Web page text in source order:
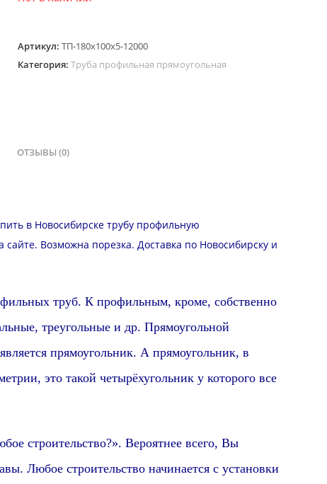
Артикул:ТП-180х100х5-12000
Категория:Труба профильная прямоугольная
ОТЗЫВЫ (0)
в Новосибирске трубу профильную
сайте. Возможна порезка. Доставка по Новосибирску и
труб. К профильным, кроме, собственно
треугольные и др. Прямоугольной
прямоугольник. А прямоугольник, в
это такой четырёхугольник у которого все
строительство?». Вероятнее всего, Вы
Любое строительство начинается с установки